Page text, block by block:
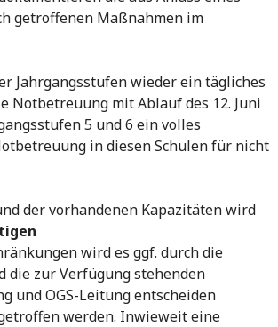
getroffenen Maßnahmen im
Jahrgangsstufen wieder ein tägliches
Notbetreuung mit Ablauf des 12. Juni
5 und 6 ein volles
in diesen Schulen für nicht
der vorhandenen Kapazitäten wird
wird es ggf. durch die
die zur Verfügung stehenden
und OGS-Leitung entscheiden
werden. Inwieweit eine